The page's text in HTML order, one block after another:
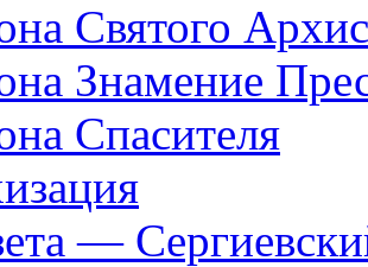
Святого
Знамение
Спасителя
—